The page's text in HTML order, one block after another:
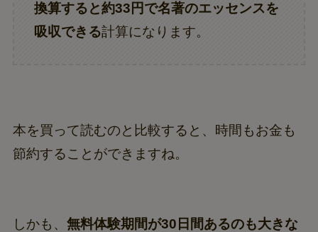
換算すると約33円で名著のエッセンスを
吸収できる計算になります。
本を買って読むのと比較すると、時間もお金も
節約することができますね。
しかも、 無料体験期間が30日間あるのも大きな